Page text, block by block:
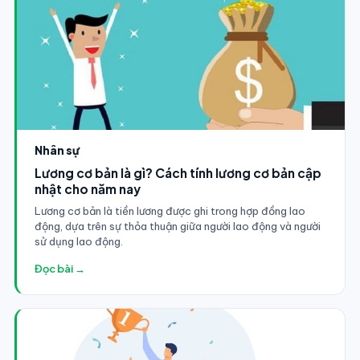
Nhân sự
Lương cơ bản là gì? Cách tính lương cơ bản cập
nhật cho năm nay
Lương cơ bản là tiền lương được ghi trong hợp đồng lao
động, dựa trên sự thỏa thuận giữa người lao động và người
sử dụng lao động.
Đọc bài →